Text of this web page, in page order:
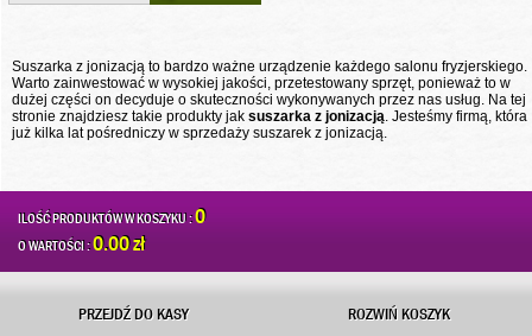
Suszarka z jonizacją to bardzo ważne urządzenie każdego salonu fryzjerskiego.
Warto zainwestować w wysokiej jakości, przetestowany sprzęt, ponieważ to w
dużej części on decyduje o skuteczności wykonywanych przez nas usług. Na tej
stronie znajdziesz takie produkty jak suszarka z jonizacją. Jesteśmy firmą, która
już kilka lat pośredniczy w sprzedaży suszarek z jonizacją.
ILOŚĆ PRODUKTÓW W KOSZYKU :0
O WARTOŚCI :0.00 zł
PRZEJDŹ DO KASY ROZWIŃ KOSZYK